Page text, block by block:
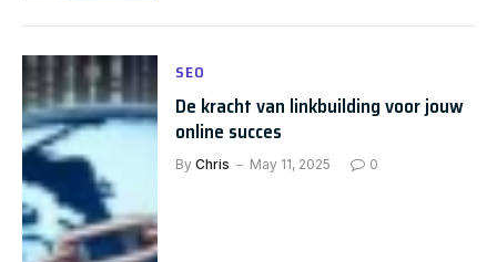
SEO
De kracht van linkbuilding voor jouw
online succes
By Chris May 11, 2025 0